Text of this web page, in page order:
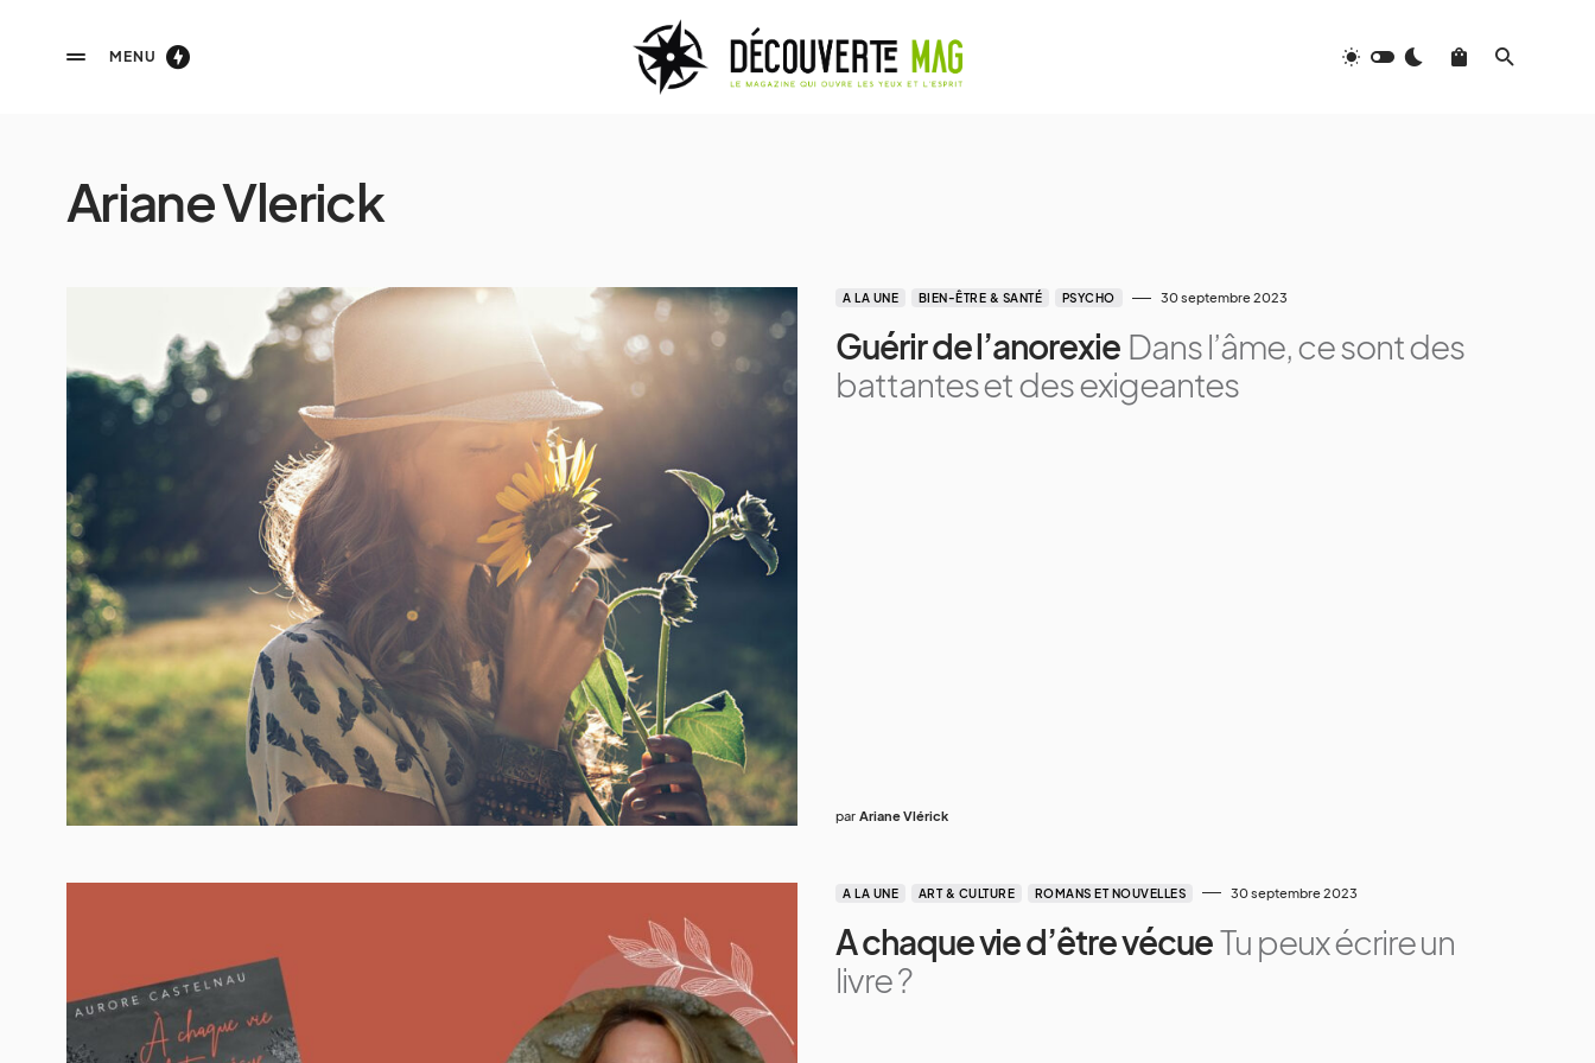
MENU
Ariane Vlerick
A LA UNE BIEN-ÊTRE & SANTÉ PSYCHO 30 septembre 2023
Guérir de l’anorexie Dans l’âme, ce sont des
battantes et des exigeantes
par Ariane Vlérick
A LA UNE ART & CULTURE ROMANS ET NOUVELLES 30 septembre 2023
A chaque vie d’être vécueTu peux écrire un
livre ?